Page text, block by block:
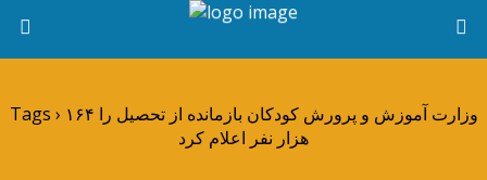
Tags › وزارت آموزش و پرورش کودکان بازمانده از تحصیل را ۱۶۴
هزار نفر اعلام کرد